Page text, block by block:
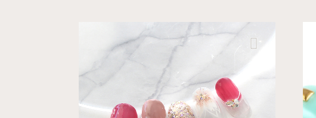
桜フレンチ